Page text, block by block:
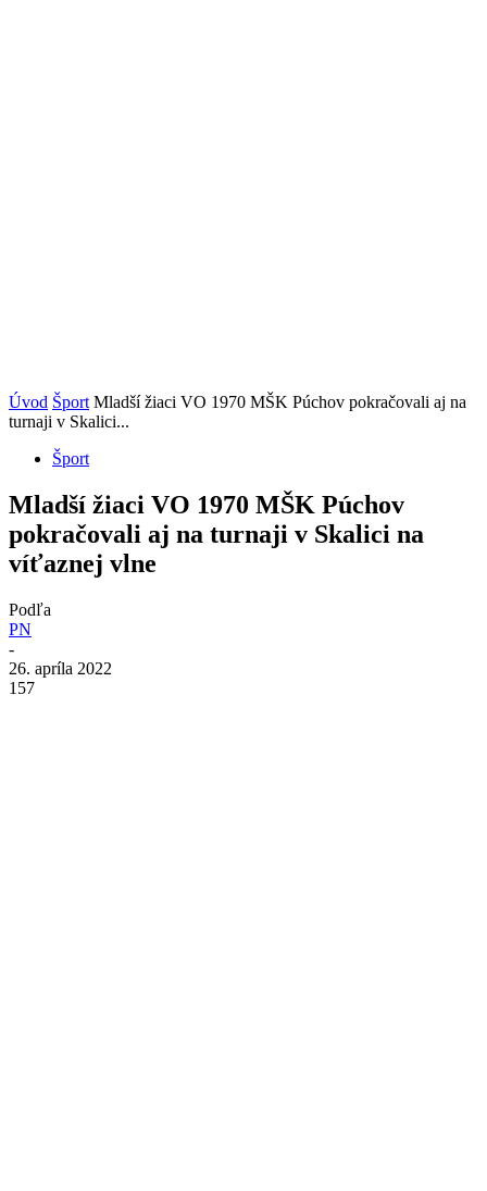
Úvod Šport Mladší žiaci VO 1970 MŠK Púchov pokračovali aj na
turnaji v Skalici...
Šport
Mladší žiaci VO 1970 MŠK Púchov
pokračovali aj na turnaji v Skalici na
víťaznej vlne
Podľa
PN
-
26. apríla 2022
157